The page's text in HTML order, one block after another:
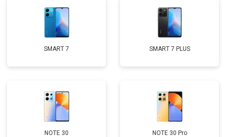
SMART 7 SMART 7 PLUS
NOTE 30 NOTE 30 Pro